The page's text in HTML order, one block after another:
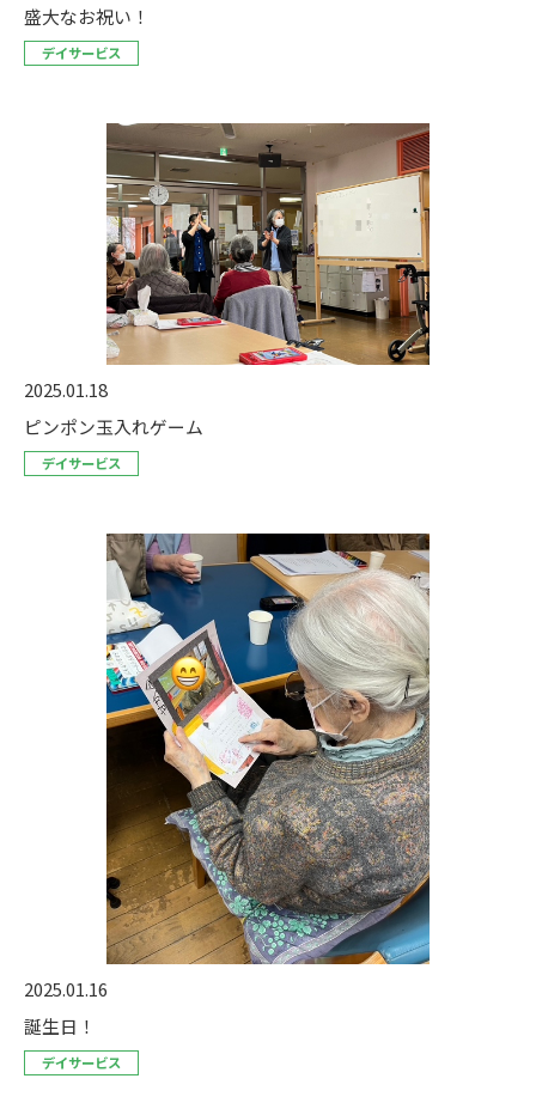
盛大なお祝い！
デイサービス
2025.01.18
ピンポン玉入れゲーム
デイサービス
2025.01.16
誕生日！
デイサービス